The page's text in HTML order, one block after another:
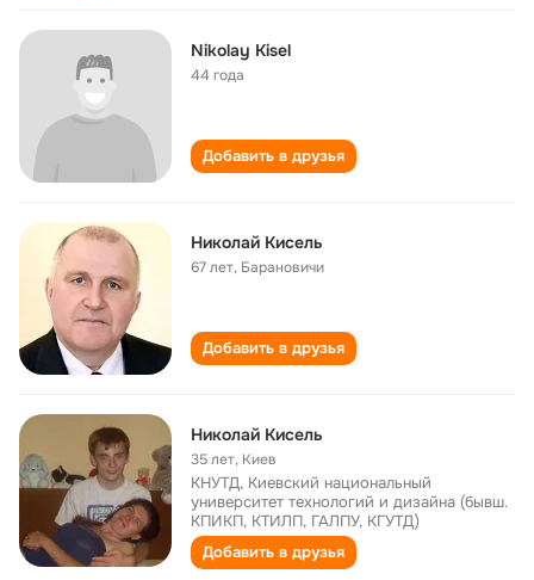
Nikolay Kisel
44 года
Добавить в друзья
Николай Кисель
67 лет, Барановичи
Добавить в друзья
Николай Кисель
35 лет, Киев
КНУТД, Киевский национальный
университет технологий и дизайна (бывш.
КПИКП, КТИЛП, ГАЛПУ, КГУТД)
Добавить в друзья